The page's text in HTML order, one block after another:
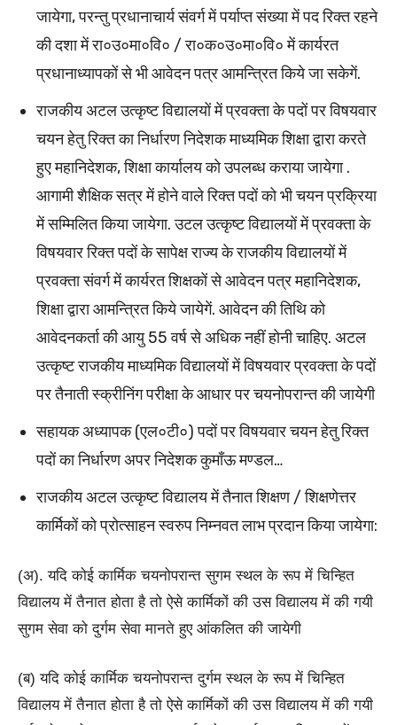
जायेगा, परन्तु प्रधानाचार्य संवर्ग में पर्याप्त संख्या में पद रिक्त रहने
की दशा में रा०उ०मा०वि० / रा०क०उ०मा०वि० में कार्यरत
प्रधानाध्यापकों से भी आवेदन पत्र आमन्त्रित किये जा सकेगें.
राजकीय अटल उत्कृष्ट विद्यालयों में प्रवक्ता के पदों पर विषयवार
चयन हेतु रिक्त का निर्धारण निदेशक माध्यमिक शिक्षा द्वारा करते
हुए महानिदेशक, शिक्षा कार्यालय को उपलब्ध कराया जायेगा .
आगामी शैक्षिक सत्र में होने वाले रिक्त पदों को भी चयन प्रक्रिया
में सम्मिलित किया जायेगा. उटल उत्कृष्ट विद्यालयों में प्रवक्ता के
विषयवार रिक्त पदों के सापेक्ष राज्य के राजकीय विद्यालयों में
प्रवक्ता संवर्ग में कार्यरत शिक्षकों से आवेदन पत्र महानिदेशक,
शिक्षा द्वारा आमन्त्रित किये जायेगें. आवेदन की तिथि को
आवेदनकर्ता की आयु 55 वर्ष से अधिक नहीं होनी चाहिए. अटल
उत्कृष्ट राजकीय माध्यमिक विद्यालयों में विषयवार प्रवक्ता के पदों
पर तैनाती स्क्रीनिंग परीक्षा के आधार पर चयनोपरान्त की जायेगी
सहायक अध्यापक (एल०टी०) पदों पर विषयवार चयन हेतु रिक्त
पदों का निर्धारण अपर निदेशक कुमाँऊ मण्डल…
राजकीय अटल उत्कृष्ट विद्यालय में तैनात शिक्षण / शिक्षणेत्तर
कार्मिकों को प्रोत्साहन स्वरुप निम्नवत लाभ प्रदान किया जायेगा:
(अ). यदि कोई कार्मिक चयनोपरान्त सुगम स्थल के रूप में चिन्हित
विद्यालय में तैनात होता है तो ऐसे कार्मिकों की उस विद्यालय में की गयी
सुगम सेवा को दुर्गम सेवा मानते हुए आंकलित की जायेगी
(ब) यदि कोई कार्मिक चयनोपरान्त दुर्गम स्थल के रूप में चिन्हित
विद्यालय में तैनात होता है तो ऐसे कार्मिकों की उस विद्यालय में की गयी